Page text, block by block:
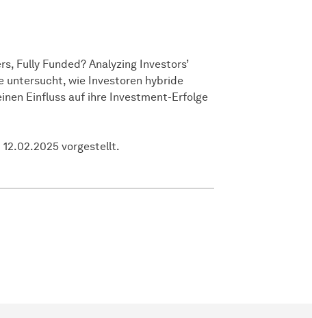
Fully Funded? Analyzing Investors’
untersucht, wie Investoren hybride
Einfluss auf ihre Investment-Erfolge
12.02.2025 vorgestellt.